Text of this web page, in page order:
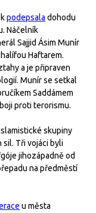
podepsala dohodu
Náčelník
Sajjid Ásim Munír
Haftarem.
a je připraven
Munír se setkal
Saddámem
proti terorismu.
skupiny
sil. Tři vojáci byli
jihozápadně od
na předměstí
u města